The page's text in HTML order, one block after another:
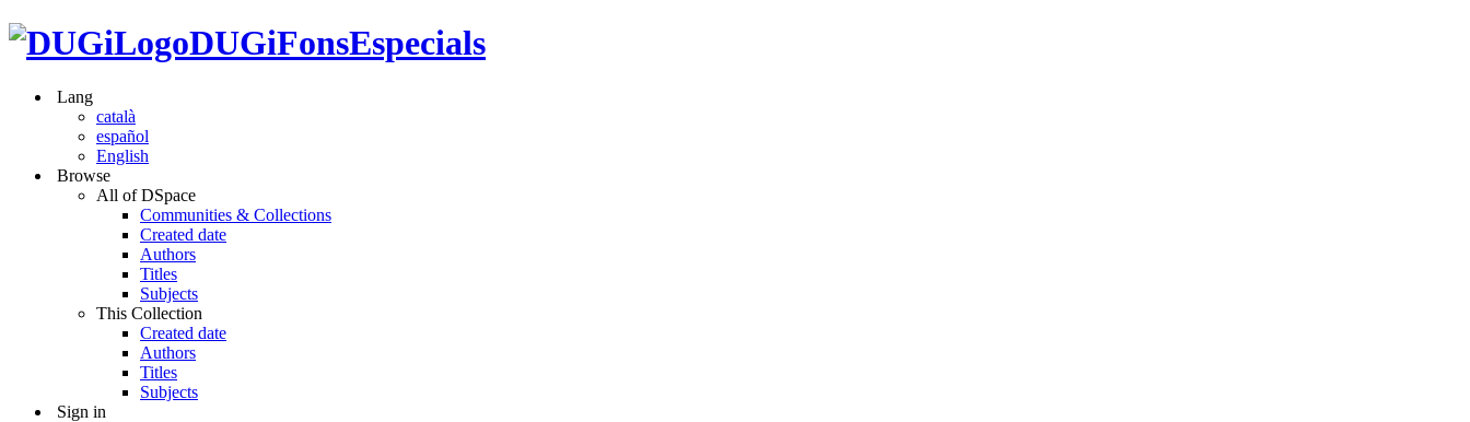
DUGiFonsEspecials
Lang
català
español
English
Browse
All of DSpace
Communities & Collections
Created date
Authors
Titles
Subjects
This Collection
Created date
Authors
Titles
Subjects
Sign in